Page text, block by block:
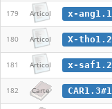
179 Articol x-ang1.1
180 Articol X-tho1.2
181 Articol x-saf1.2
182 Carte CAR1.3#1